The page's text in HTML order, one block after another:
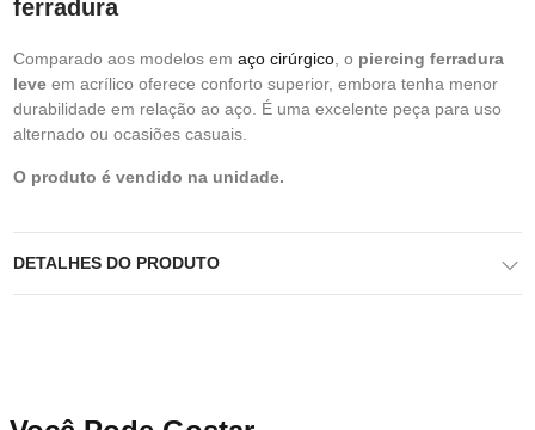
ferradura
Comparado aos modelos em aço cirúrgico , o piercing ferradura
leve em acrílico oferece conforto superior, embora tenha menor
durabilidade em relação ao aço. É uma excelente peça para uso
alternado ou ocasiões casuais.
O produto é vendido na unidade.
DETALHES DO PRODUTO